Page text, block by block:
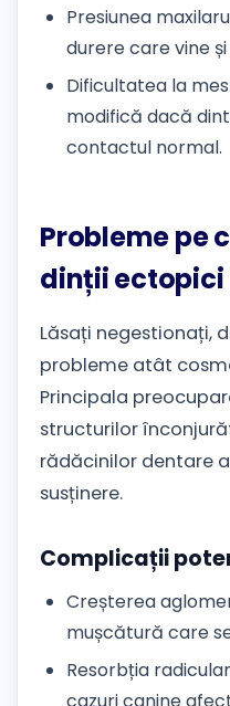
Presiunea
durere care vine
Dificultatea la
modifică dacă
contactul normal.
Probleme pe
dinții ectopici
Lăsați negestionați,
probleme atât
Principala
structurilor
rădăcinilor dentare
susținere.
Complicații
Creșterea
mușcătură care
Resorbția